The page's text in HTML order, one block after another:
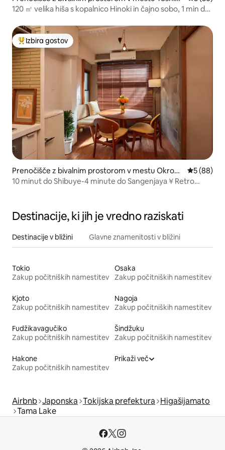
a City
120 ㎡ velika hiša s kopalnico Hinoki in čajno sobo, 1 min do
Najbolj priljubljena prenočišča z značko »Izbira gostov«
Izbira gostov
Prenočišče z bivalnim prostorom v mestu Okrožj
e Setagaya
5 (88)
10 minut do Shibuye-4 minute do Sangenjaya￥Retro
Destinacije, ki jih je vredno raziskati
Destinacije v bližini Glavne znamenitosti v bližini
Tokio
Zakup počitniških namestitev
Osaka
Zakup počitniških namestitev
Kjoto
Zakup počitniških namestitev
Nagoja
Zakup počitniških namestitev
Fudžikavagučiko
Zakup počitniških namestitev
Šindžuku
Zakup počitniških namestitev
Hakone
Zakup počitniških namestitev
Prikaži več
Airbnb Japonska Tokijska prefektura Higašijamato
Tama Lake